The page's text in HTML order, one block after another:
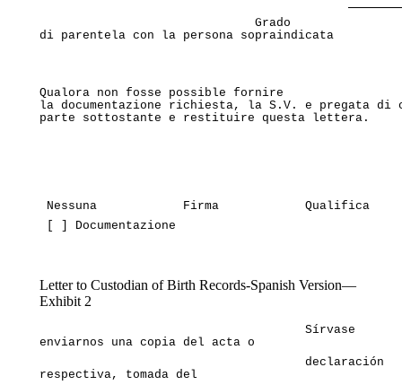
Grado
di parentela con la persona sopraindicata
Qualora non fosse possible fornire
la documentazione richiesta, la S.V. e pregata di
parte sottostante e restituire questa lettera.
Nessuna            Firma            Qualifica
[ ] Documentazione
Letter to Custodian of Birth Records-Spanish Version—
Exhibit 2
Sírvase
enviarnos una copia del acta o
declaración
respectiva, tomada del